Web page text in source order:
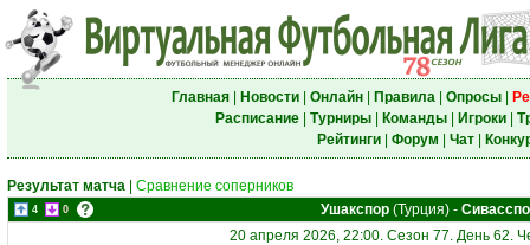
Главная| Новости| Онлайн| Правила| Опросы|
Расписание| Турниры| Команды| Игроки|
Рейтинги| Форум Чат|
Результат матча Сравнение соперников
4 0 Ушакспор(Турция)-
20 апреля 2026, 22:00. Сезон 77. День 62.